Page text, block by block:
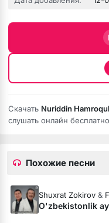
Скачать Nuriddin
слушать онлайн
Похожие песни
Shuxrat Zokirov &
O'zbekistonlik